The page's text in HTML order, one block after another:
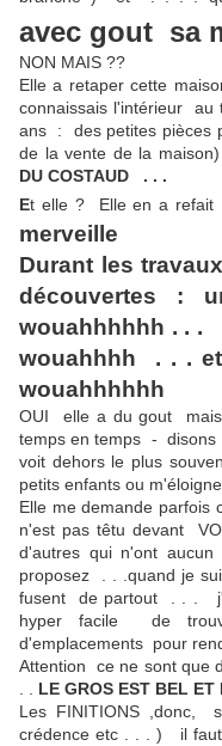
avec gout sa
NON MAIS ??
Elle a retaper cette
connaissais l'intérieur
ans : des petites pièces
de la vente de la
DU COSTAUD . . .
Et elle ? Elle en a refait
merveille
Durant les
découvertes :
wouahhhhhh . . .
wouahhhh . . .
wouahhhhhh
OUI elle a du gout
temps en temps - disons
voit dehors le plus
petits enfants ou
Elle me demande
n'est pas têtu devant
d'autres qui n'ont
proposez . . .quand je
fusent de partout . . .
hyper facile de
d'emplacements pour
Attention ce ne sont que
LE GROS EST BEL ET
Les FINITIONS ,donc,
crédence etc . . . ) il